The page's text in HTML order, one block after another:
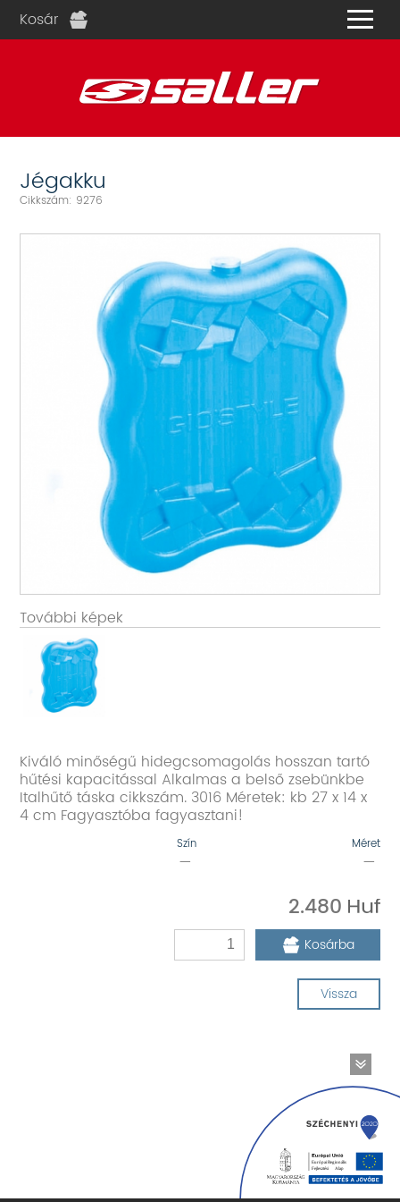
Kosár
Jégakku
Cikkszám: 9276
További képek
Kiváló minőségű hidegcsomagolás hosszan tartó
hűtési kapacitással Alkalmas a belső zsebünkbe
Italhűtő táska cikkszám. 3016 Méretek: kb 27 x 14 x
4 cm Fagyasztóba fagyasztani!
Szín
—
Méret
—
2.480
Kosárba
Vissza